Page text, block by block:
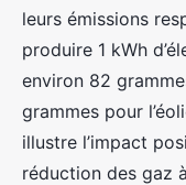
leurs émissions
produire 1 kWh
environ 82
grammes pour
illustre l’impact
réduction des gaz